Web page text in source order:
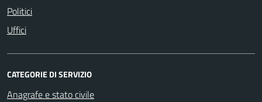
Politici
Uffici
CATEGORIE DI SERVIZIO
Anagrafe e stato civile